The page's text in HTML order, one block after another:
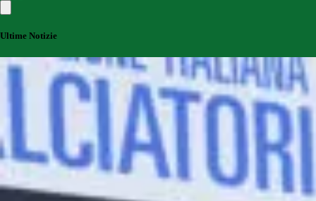
Ultime Notizie